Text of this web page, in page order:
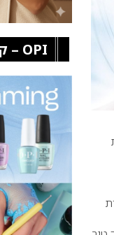
OPI – קולקציית אביב 25